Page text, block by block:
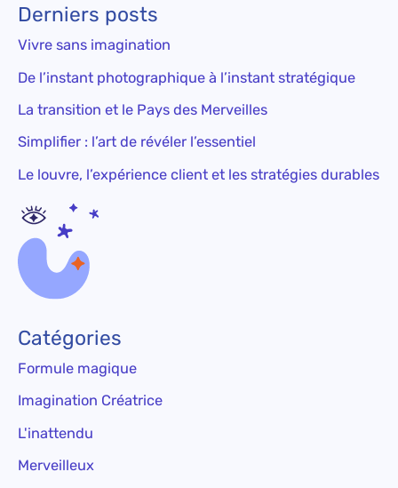
Derniers posts
Vivre sans imagination
De l’instant photographique à l’instant stratégique
La transition et le Pays des Merveilles
Simplifier : l’art de révéler l’essentiel
Le louvre, l’expérience client et les stratégies durables
Catégories
Formule magique
Imagination Créatrice
L'inattendu
Merveilleux